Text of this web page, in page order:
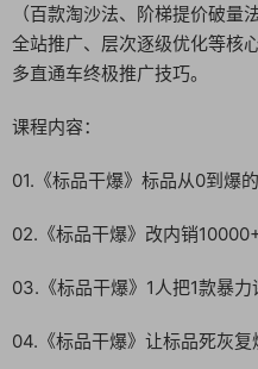
（百款淘沙法、阶梯提价破
全站推广、层次逐级优化等核
多直通车终极推广技巧。
课程内容：
01.《标品干爆》标品从0到爆
02.《标品干爆》改内销
03.《标品干爆》1人把1款暴
04.《标品干爆》让标品死灰